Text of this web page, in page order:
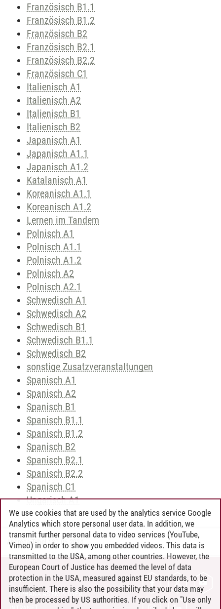
Französisch B1.1
Französisch B1.2
Französisch B2
Französisch B2.1
Französisch B2.2
Französisch C1
Italienisch A1
Italienisch A2
Italienisch B1
Italienisch B2
Japanisch A1
Japanisch A1.1
Japanisch A1.2
Katalanisch A1
Koreanisch A1.1
Koreanisch A1.2
Lernen im Tandem
Polnisch A1
Polnisch A1.1
Polnisch A1.2
Polnisch A2
Polnisch A2.1
Schwedisch A1
Schwedisch A2
Schwedisch B1
Schwedisch B1.1
Schwedisch B2
sonstige Zusatzveranstaltungen
Spanisch A1
Spanisch A2
Spanisch B1
Spanisch B1.1
Spanisch B1.2
Spanisch B2
Spanisch B2.1
Spanisch B2.2
Spanisch C1
Ungarisch A1
Andreea Tribel 30.06.2024
CONTACT
LEUPHANA AS EMPLOYER
We use cookies that are used by the analytics service Google
Analytics which store personal user data. In addition, we
transmit further personal data to video services (YouTube,
Vimeo) in order to show you embedded videos. This data is
transmitted to the USA, among other countries. However, the
European Court of Justice has deemed the level of data
protection in the USA, measured against EU standards, to be
insufficient. There is also the possibility that your data may
then be processed by US authorities. If you click on "Use only